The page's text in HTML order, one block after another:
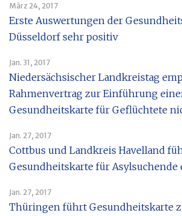
März 24, 2017
Erste Auswertungen der
Düsseldorf sehr positiv
Jan. 31, 2017
Niedersächsischer Landkreistag
Rahmenvertrag zur Einführung
Gesundheitskarte für Geflüchtete
Jan. 27, 2017
Cottbus und Landkreis Havelland
Gesundheitskarte für Asylsuchende
Jan. 27, 2017
Thüringen führt Gesundheitskarte